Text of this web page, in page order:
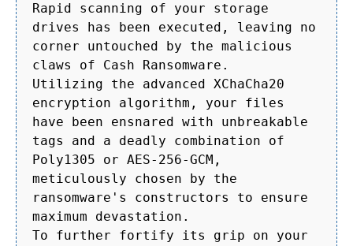
Rapid scanning of your storage
drives has been executed, leaving no
corner untouched by the malicious
claws of Cash Ransomware.
Utilizing the advanced XChaCha20
encryption algorithm, your files
have been ensnared with unbreakable
tags and a deadly combination of
Poly1305 or AES-256-GCM,
meticulously chosen by the
ransomware's constructors to ensure
maximum devastation.
To further fortify its grip on your